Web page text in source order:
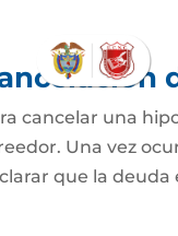
cancelar una
Una vez
que la deuda